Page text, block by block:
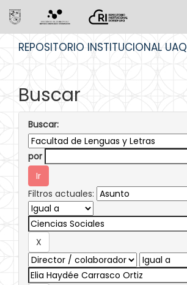
REPOSITORIO INSTITUCIONAL UAQ
Buscar
Buscar:
por
Filtros actuales: